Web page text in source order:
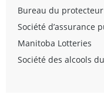
Bureau du
Société d’assurance
Manitoba Lotteries
Société des alcools